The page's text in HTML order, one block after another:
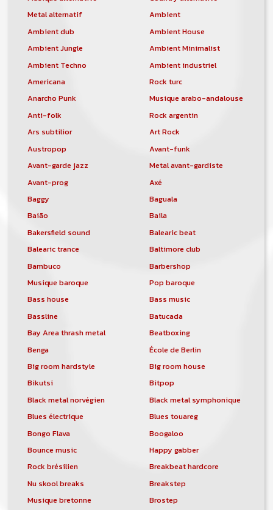
Metal alternatif
Ambient
Ambient dub
Ambient House
Ambient Jungle
Ambient Minimalist
Ambient Techno
Ambient industriel
Americana
Rock turc
Anarcho Punk
Musique arabo-andalouse
Anti-folk
Rock argentin
Ars subtilior
Art Rock
Austropop
Avant-funk
Avant-garde jazz
Metal avant-gardiste
Avant-prog
Axé
Baggy
Baguala
Baião
Baila
Bakersfield sound
Balearic beat
Balearic trance
Baltimore club
Bambuco
Barbershop
Musique baroque
Pop baroque
Bass house
Bass music
Bassline
Batucada
Bay Area thrash metal
Beatboxing
Benga
École de Berlin
Big room hardstyle
Big room house
Bikutsi
Bitpop
Black metal norvégien
Black metal symphonique
Blues électrique
Blues touareg
Bongo Flava
Boogaloo
Bounce music
Happy gabber
Rock brésilien
Breakbeat hardcore
Nu skool breaks
Breakstep
Musique bretonne
Brostep